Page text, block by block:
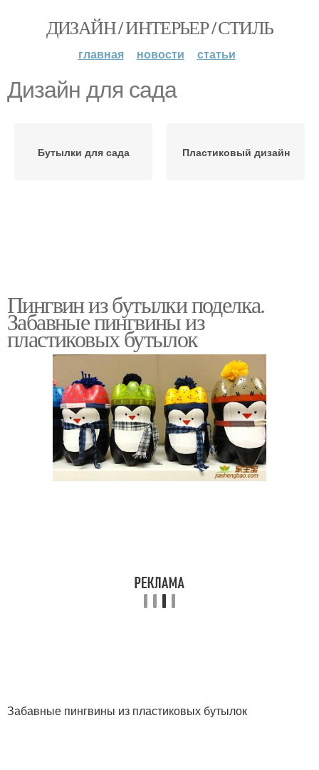
ДИЗАЙН / ИНТЕРЬЕР / СТИЛЬ
главная новости статьи
Дизайн для сада
Бутылки для сада Пластиковый дизайн
Пингвин из бутылки поделка.
Забавные пингвины из
пластиковых бутылок
Забавные пингвины из пластиковых бутылок